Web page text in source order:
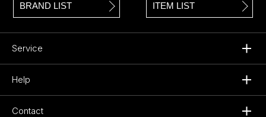
BRAND LIST ITEM LIST
Service
Help
Contact